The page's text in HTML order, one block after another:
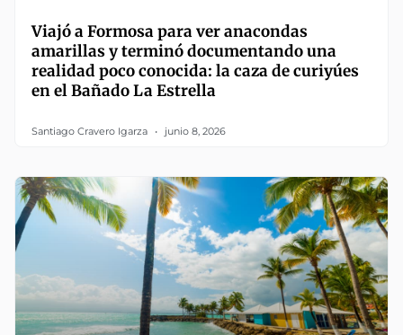
Viajó a Formosa para ver anacondas
amarillas y terminó documentando una
realidad poco conocida: la caza de curiyúes
en el Bañado La Estrella
Santiago Cravero Igarza junio 8, 2026